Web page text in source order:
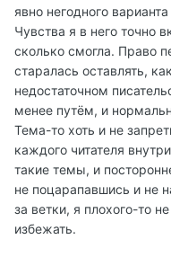
явно негодного
Чувства я в него точно
сколько смогла. Право
старалась оставлять,
недостаточном
менее путём, и
Тема-то хоть и не
каждого читателя
такие темы, и
не поцарапавшись и не
за ветки, я плохого-то
избежать.